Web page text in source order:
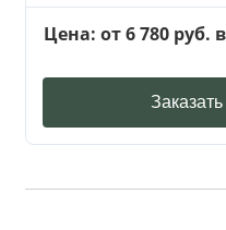
Цена: от 6 780 руб.